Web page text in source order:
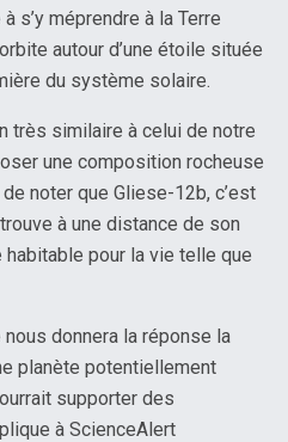
s’y méprendre à la Terre
autour d’une étoile située
du système solaire.
très similaire à celui de notre
une composition rocheuse
noter que Gliese-12b, c’est
à une distance de son
pour la vie telle que
donnera la réponse la
planète potentiellement
supporter des
à ScienceAlert